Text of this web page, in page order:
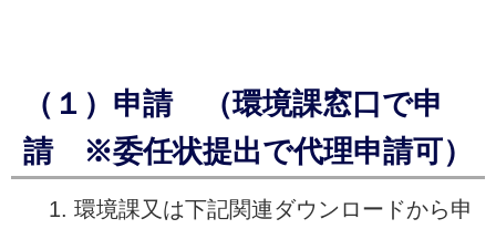
（１）申請 （環境課窓口で申
請 ※委任状提出で代理申請可）
環境課又は下記関連ダウンロードから申